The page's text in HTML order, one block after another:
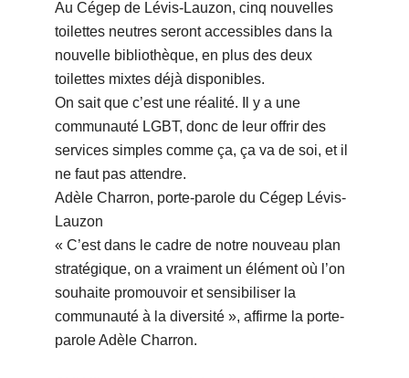
Au Cégep de Lévis-Lauzon, cinq nouvelles
toilettes neutres seront accessibles dans la
nouvelle bibliothèque, en plus des deux
toilettes mixtes déjà disponibles.
On sait que c’est une réalité. Il y a une
communauté LGBT, donc de leur offrir des
services simples comme ça, ça va de soi, et il
ne faut pas attendre.
Adèle Charron, porte-parole du Cégep Lévis-
Lauzon
« C’est dans le cadre de notre nouveau plan
stratégique, on a vraiment un élément où l’on
souhaite promouvoir et sensibiliser la
communauté à la diversité », affirme la porte-
parole Adèle Charron.